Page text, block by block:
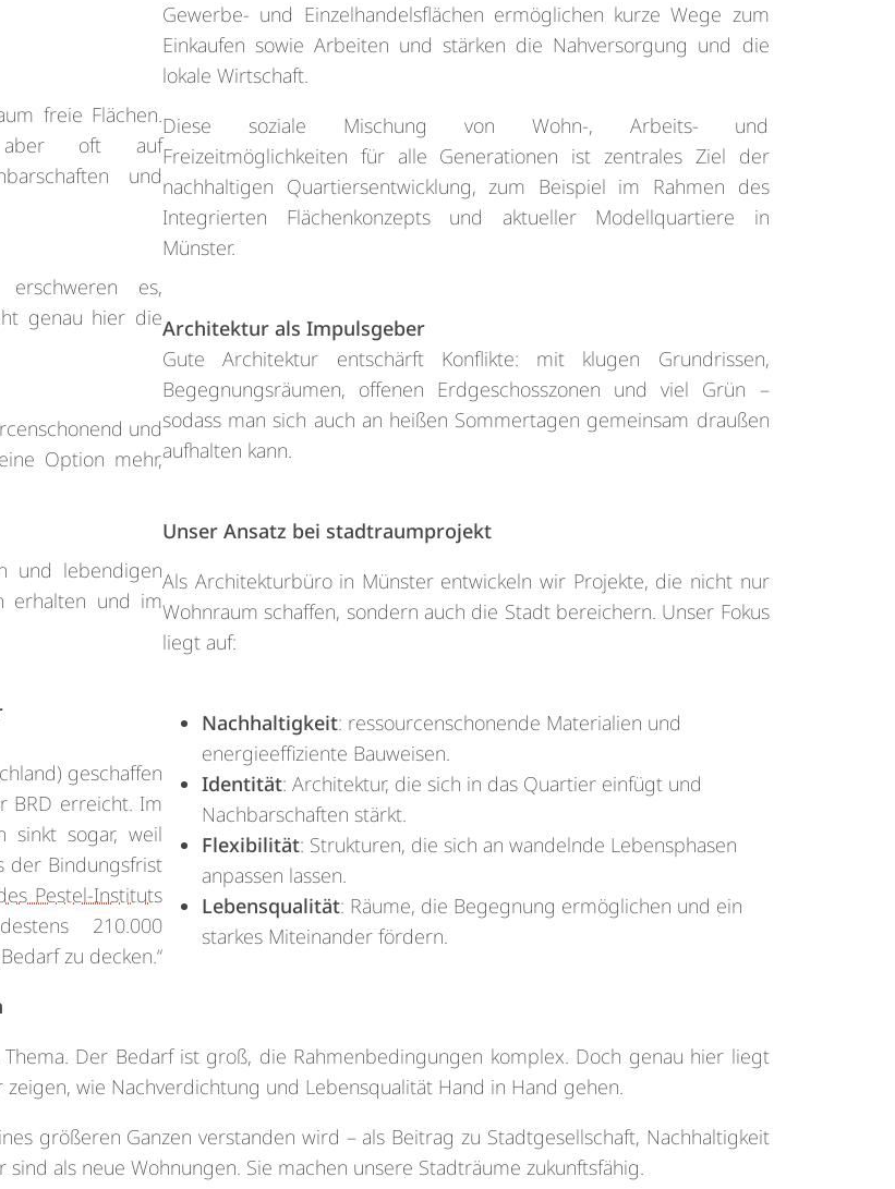
freie Flächen.
aber oft auf
und
erschweren es,
genau hier die
und
Option mehr,
und lebendigen
erhalten und im
geschaffen
BRD erreicht. Im
sinkt sogar, weil
der Bindungsfrist
Pestel-Instituts
210.000
zu decken.“
Gewerbe- und Einzelhandelsflächen ermöglichen kurze Wege zum
Einkaufen sowie Arbeiten und stärken die Nahversorgung und die
lokale Wirtschaft.
Diese soziale Mischung von Wohn-, Arbeits- und
Freizeitmöglichkeiten für alle Generationen ist zentrales Ziel der
nachhaltigen Quartiersentwicklung, zum Beispiel im Rahmen des
Integrierten Flächenkonzepts und aktueller Modellquartiere in
Münster.
Architektur als Impulsgeber
Gute Architektur entschärft Konflikte: mit klugen Grundrissen,
Begegnungsräumen, offenen Erdgeschosszonen und viel Grün –
sodass man sich auch an heißen Sommertagen gemeinsam draußen
aufhalten kann.
Unser Ansatz bei stadtraumprojekt
Als Architekturbüro in Münster entwickeln wir Projekte, die nicht nur
Wohnraum schaffen, sondern auch die Stadt bereichern. Unser Fokus
liegt auf:
Nachhaltigkeit: ressourcenschonende Materialien und
energieeffiziente Bauweisen.
Identität: Architektur, die sich in das Quartier einfügt und
Nachbarschaften stärkt.
Flexibilität: Strukturen, die sich an wandelnde Lebensphasen
anpassen lassen.
Lebensqualität: Räume, die Begegnung ermöglichen und ein
starkes Miteinander fördern.
Der Bedarf ist groß, die Rahmenbedingungen komplex. Doch genau hier liegt
wie Nachverdichtung und Lebensqualität Hand in Hand gehen.
größeren Ganzen verstanden wird – als Beitrag zu Stadtgesellschaft, Nachhaltigkeit
als neue Wohnungen. Sie machen unsere Stadträume zukunftsfähig.